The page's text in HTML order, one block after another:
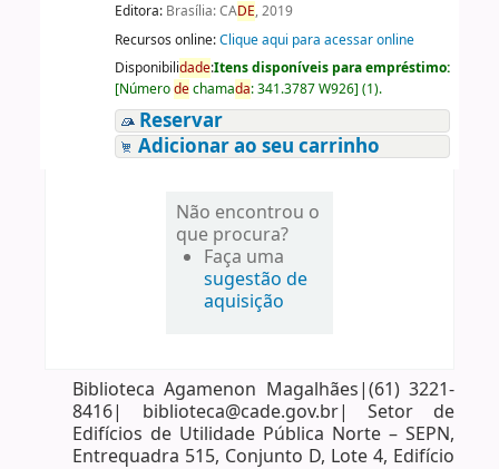
Editora: Brasília: CADE, 2019
Recursos online:Clique aqui para acessar online
Disponibilidade:Itens disponíveis para empréstimo:
[Númerodechamada:341.3787 W926] (1).
Reservar
Adicionar ao seu carrinho
Não encontrou o
que procura?
Faça uma
sugestão de
aquisição
Biblioteca Agamenon Magalhães|(61) 3221-
8416| biblioteca@cade.gov.br| Setor de
Edifícios de Utilidade Pública Norte – SEPN,
Entrequadra 515, Conjunto D, Lote 4, Edifício